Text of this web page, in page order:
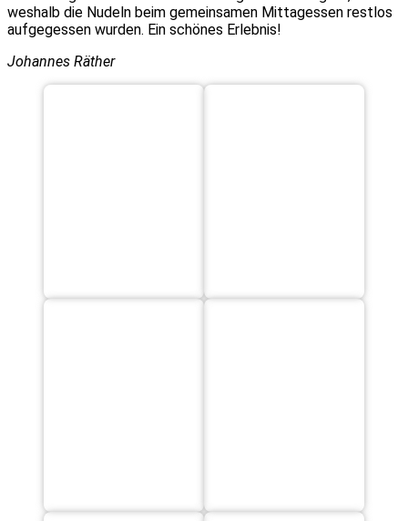
weshalb die Nudeln beim gemeinsamen Mittagessen restlos
aufgegessen wurden. Ein schönes Erlebnis!
Johannes Räther